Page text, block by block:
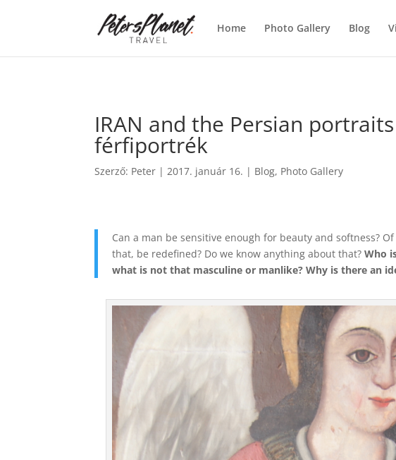
Home
Photo Gallery Blog
IRAN and the Persian
férfiportrék
Szerző: Peter |2017. január 16. | Blog, Photo Gallery
Can a man be sensitive enough for beauty and softness?
that, be redefined? Do we know anything about that?Who
what is not that masculine or manlike? Why is there an